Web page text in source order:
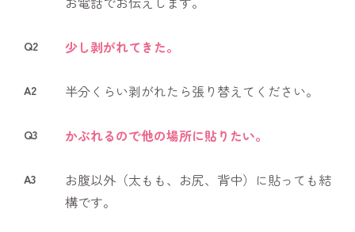
Q2 少し剥がれてきた。
A2 半分くらい剥がれたら張り替えてください。
Q3 かぶれるので他の場所に貼りたい。
A3
お腹以外（太もも、お尻、背中）に貼っても結
構です。